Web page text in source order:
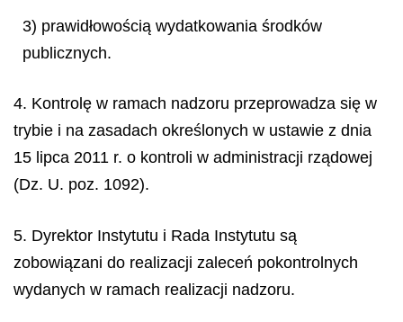
3) prawidłowością wydatkowania środków
publicznych.
4. Kontrolę w ramach nadzoru przeprowadza się w
trybie i na zasadach określonych w ustawie z dnia
15 lipca 2011 r. o kontroli w administracji rządowej
(Dz. U. poz. 1092).
5. Dyrektor Instytutu i Rada Instytutu są
zobowiązani do realizacji zaleceń pokontrolnych
wydanych w ramach realizacji nadzoru.